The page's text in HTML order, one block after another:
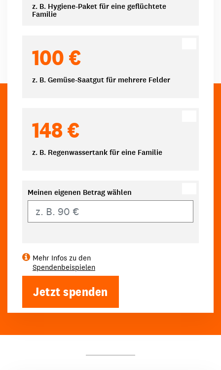
z. B. Hygiene-Paket für eine geflüchtete
Familie
100 €
z. B. Gemüse-Saatgut für mehrere Felder
148 €
z. B. Regenwassertank für eine Familie
Meinen eigenen Betrag wählen
Mehr Infos zu den
Spendenbeispielen
Jetzt spenden